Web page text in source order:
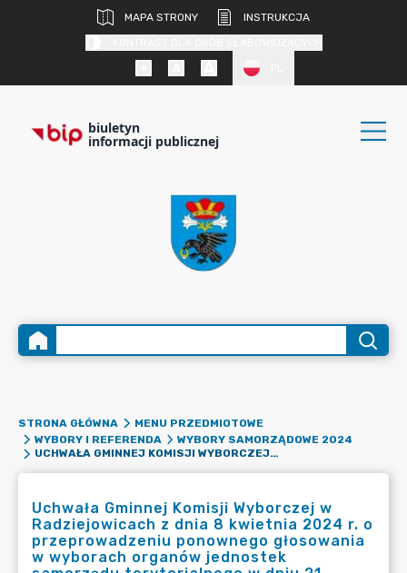
MAPA STRONY
INSTRUKCJA
biuletyn
informacji publicznej
STRONA GŁÓWNA
MENU PRZEDMIOTOWE
WYBORY I REFERENDA
WYBORY SAMORZĄDOWE 2024
UCHWAŁA GMINNEJ KOMISJI WYBORCZEJ W RADZIEJOWICACH Z DNIA 8 KWIETNIA 2024 R. O PRZEPROWADZENIU PONOWNEGO GŁOSOWANIA W WYBORACH ORGANÓW JEDNOSTEK SAMORZĄDU TERYTORIALNEGO W DNIU 21 KWIETNIA 2024 R.
Uchwała Gminnej Komisji Wyborczej w
Radziejowicach z dnia 8 kwietnia 2024 r. o
przeprowadzeniu ponownego głosowania
w wyborach organów jednostek